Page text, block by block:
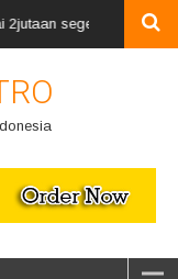
hubungi kami